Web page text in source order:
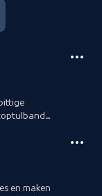
en maken